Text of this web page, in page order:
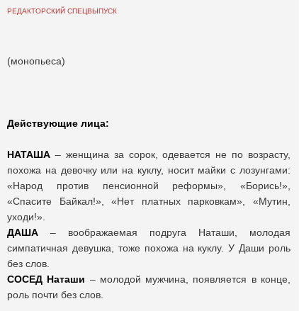
РЕДАКТОРСКИЙ СПЕЦВЫПУСК
(монопьеса)
Действующие лица:
НАТАША – женщина за сорок, одевается не по возрасту,
похожа на девочку или на куклу, носит майки с лозунгами:
«Народ против пенсионной реформы», «Борись!»,
«Спасите Байкал!», «Нет платных парковкам», «Мутин,
уходи!».
ДАША – воображаемая подруга Наташи, молодая
симпатичная девушка, тоже похожа на куклу. У Даши роль
без слов.
СОСЕД Наташи – молодой мужчина, появляется в конце,
роль почти без слов.